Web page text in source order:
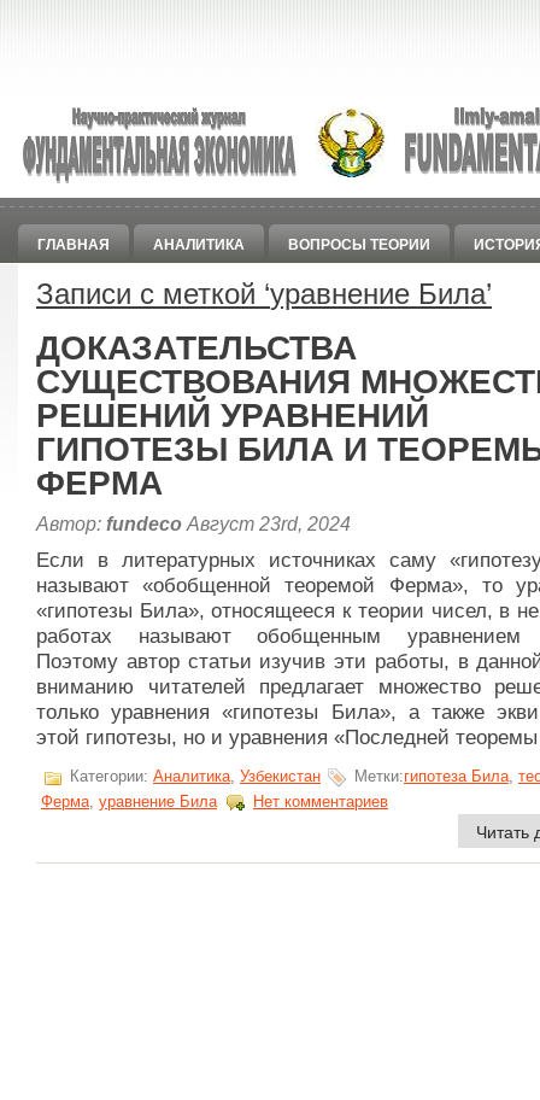
ГЛАВНАЯ АНАЛИТИКА ВОПРОСЫ ТЕОРИИ
Записи с меткой ‘уравнение Била’
ДОКАЗАТЕЛЬСТВА
СУЩЕСТВОВАНИЯ
РЕШЕНИЙ УРАВНЕНИЙ
ГИПОТЕЗЫ БИЛА И
ФЕРМА
Автор: fundeco Август 23rd, 2024
Если в литературных источниках саму
называют «обобщенной теоремой Ферма», то
«гипотезы Била», относящееся к теории чисел, в
работах называют обобщенным уравнением
Поэтому автор статьи изучив эти работы, в
вниманию читателей предлагает множество
только уравнения «гипотезы Била», а также
этой гипотезы, но и уравнения «Последней
Категории: Аналитика, Узбекистан Метки:гипотеза Била,
Ферма, уравнение Била Нет комментариев
Читать